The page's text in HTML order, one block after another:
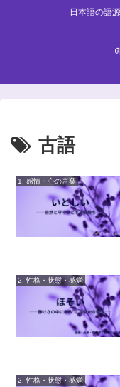
日本語の語
古語
1. 感情・心の言葉
2. 性格・状態・感覚
2. 性格・状態・感覚